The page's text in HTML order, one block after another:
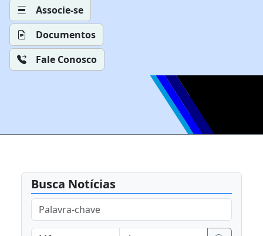
Associe-se
Documentos
Fale Conosco
Busca Notícias